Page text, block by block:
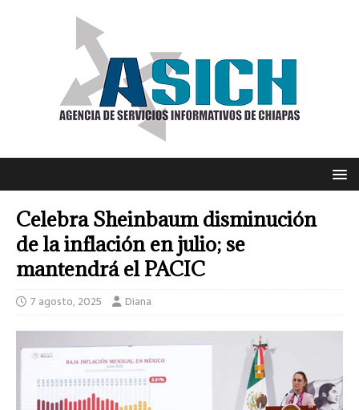
Celebra Sheinbaum disminución
de la inflación en julio; se
mantendrá el PACIC
7 agosto, 2025 Diana